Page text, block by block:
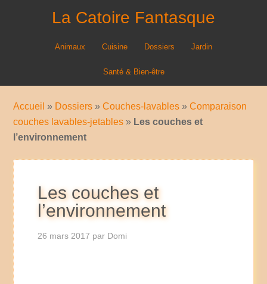
La Catoire Fantasque
Animaux Cuisine Dossiers Jardin
Santé & Bien-être
Accueil » Dossiers »Couches-lavables »Comparaison
couches lavables-jetables » Les couches et
l’environnement
Les couches et
l’environnement
26 mars 2017 par Domi